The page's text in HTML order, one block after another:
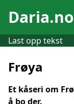
Daria.no
Last opp tekst
Frøya
Et kåseri om
å bo der.